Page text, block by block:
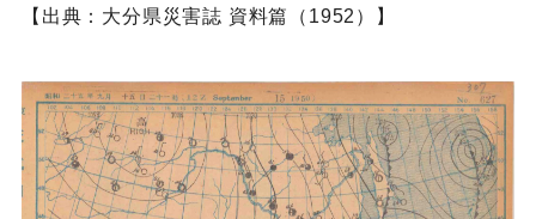
【出典：大分県災害誌 資料篇（1952）】